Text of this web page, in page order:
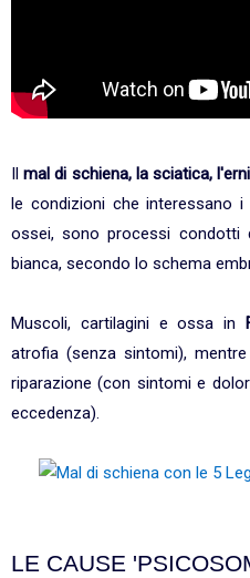
Ilmal di schiena, la sciatica,
le condizioni che interessano
ossei, sono processi condotti
bianca, secondo lo schema
Muscoli, cartilagini e ossa in
atrofia (senza sintomi),
riparazione (con sintomi e
eccedenza).
LE CAUSE